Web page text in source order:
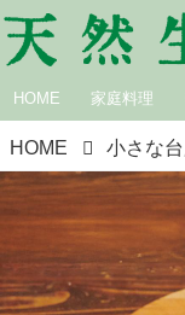
HOME 家庭料理
HOME